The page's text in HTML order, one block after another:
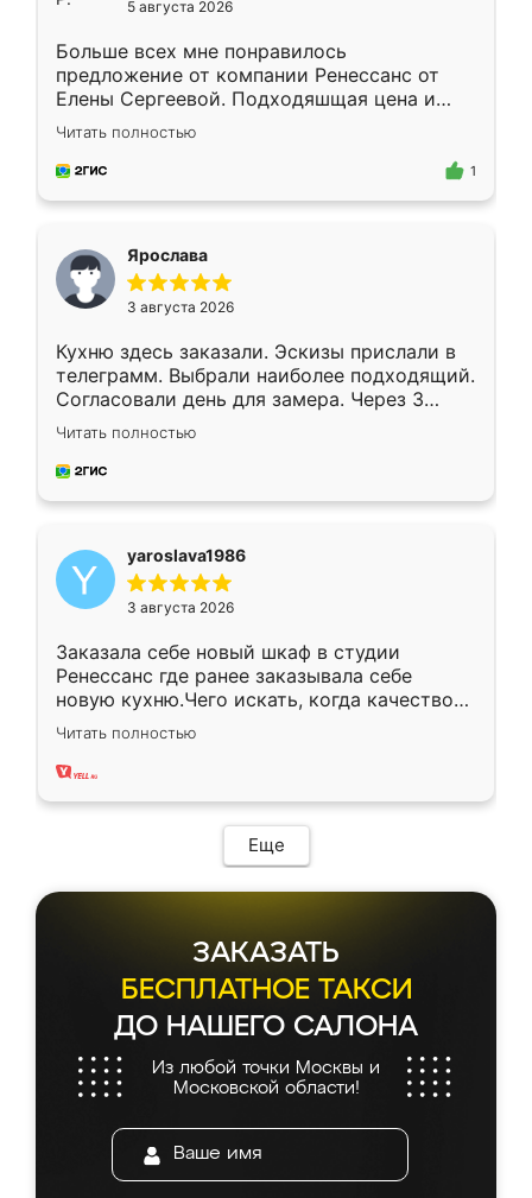
5 августа 2026
Больше всех мне понравилось
предложение от компании Ренессанс от
Елены Сергеевой. Подходяшщая цена и
короткие сроки изготовления. Приехавший
для замера сотрудник Владислав
предложил по моему эскизу самый
Читать полностью
1
Ярослава
3 августа 2026
Кухню здесь заказали. Эскизы прислали в
телеграмм. Выбрали наиболее подходящий.
Согласовали день для замера. Через 3
недели кухня была уже готова. Остались
довольны работой. Спасибо Ренессанс
мебель за качественную работу!
Читать полностью
yaroslava1986
3 августа 2026
Заказала себе новый шкаф в студии
Ренессанс где ранее заказывала себе
новую кухню.Чего искать, когда качеством
вполне довольна. Служит кухня уже почти
два года, нареканий нет.
Читать полностью
Еще
ЗАКАЗАТЬ
БЕСПЛАТНОЕ ТАКСИ
ДО НАШЕГО САЛОНА
Из любой точки Москвы и
Московской области!